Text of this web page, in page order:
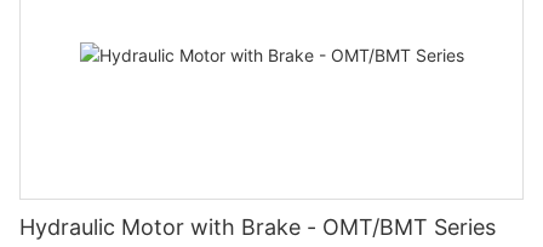
Hydraulic Motor with Brake - OMT/BMT Series